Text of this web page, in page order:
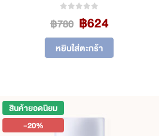
฿780 Original
price
was:
฿780.
฿624Current
price
฿624.
หยิบใส่ตะกร้า
สินค้ายอดนิยม
-20%